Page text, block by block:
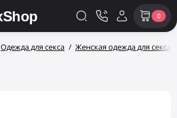
0
Одежда для секса Женская одежда для секса